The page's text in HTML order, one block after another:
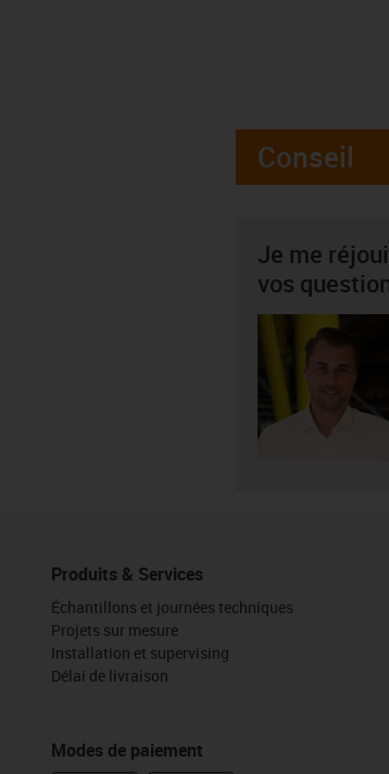
Conseil
Je me
vos
Produits & Services
Échantillons et journées techniques
Projets sur mesure
Installation et supervising
Délai de livraison
Modes de paiement